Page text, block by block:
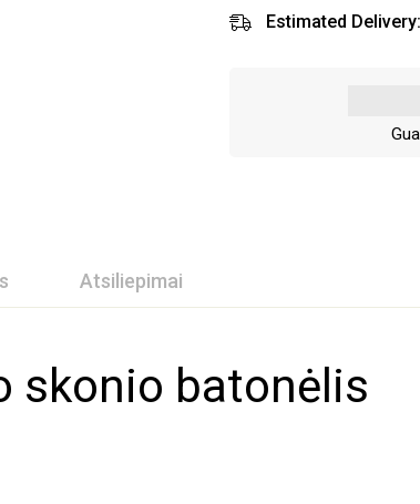
Estimated Delivery:
Atsiliepimai
skonio batonėlis